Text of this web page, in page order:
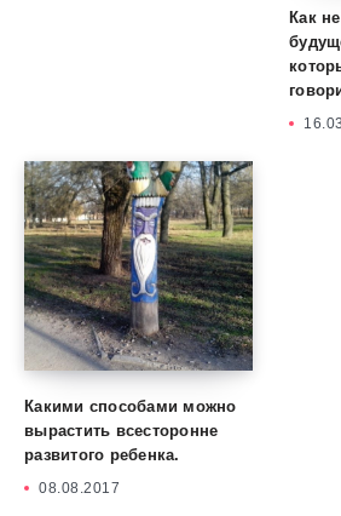
Как
Какими способами можно
вырастить всесторонне
развитого ребенка.
08.08.2017